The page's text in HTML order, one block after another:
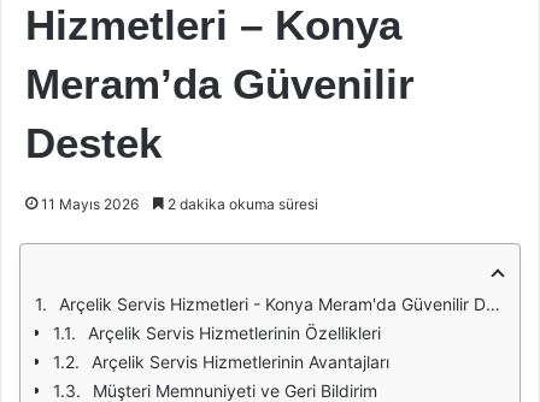
Hizmetleri – Konya
Meram’da Güvenilir
Destek
11 Mayıs 2026 2 dakika okuma süresi
Arçelik Servis Hizmetleri - Konya Meram'da Güvenilir Destek
Arçelik Servis Hizmetlerinin Özellikleri
Arçelik Servis Hizmetlerinin Avantajları
Müşteri Memnuniyeti ve Geri Bildirim